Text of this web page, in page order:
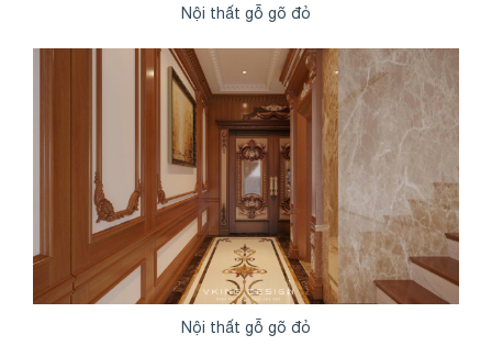
Nội thất gỗ gõ đỏ
Nội thất gỗ gõ đỏ